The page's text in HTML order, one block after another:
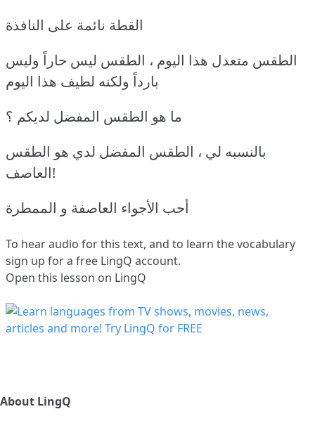
القطة نائمة على النافذة
الطقس متعدل هذا اليوم ، الطقس ليس حاراً وليس
بارداً ولكنه لطيف هذا اليوم
ما هو الطقس المفضل لديكم ؟
بالنسبه لي ، الطقس المفضل لدي هو الطقس
العاصف!
أحب الأجواء العاصفة و الممطرة
To hear audio for this text, and to learn the vocabulary
sign up for a free LingQ account.
Open this lesson on LingQ
About LingQ